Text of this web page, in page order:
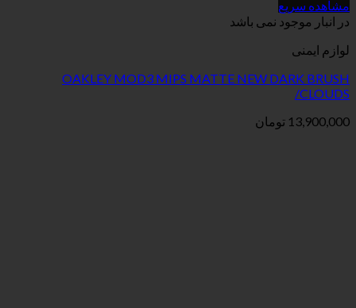
باشد
OAKLEY MOD3 MIPS MATTE NEW